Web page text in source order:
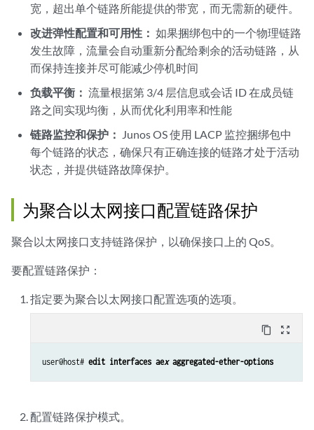
宽，超出单个链路所能提供的带宽，而无需新的硬件。
改进弹性配置和可用性： 如果捆绑包中的一个物理链路
发生故障，流量会自动重新分配给剩余的活动链路，从
而保持连接并尽可能减少停机时间
负载平衡： 流量根据第 3/4 层信息或会话 ID 在成员链
路之间实现均衡，从而优化利用率和性能
链路监控和保护： Junos OS 使用 LACP 监控捆绑包中
每个链路的状态，确保只有正确连接的链路才处于活动
状态，并提供链路故障保护。
为聚合以太网接口配置链路保护
聚合以太网接口支持链路保护，以确保接口上的 QoS。
要配置链路保护：
指定要为聚合以太网接口配置选项的选项。
content_copy zoom_out_map
user@host# edit interfaces aex aggregated-ether-options
配置链路保护模式。